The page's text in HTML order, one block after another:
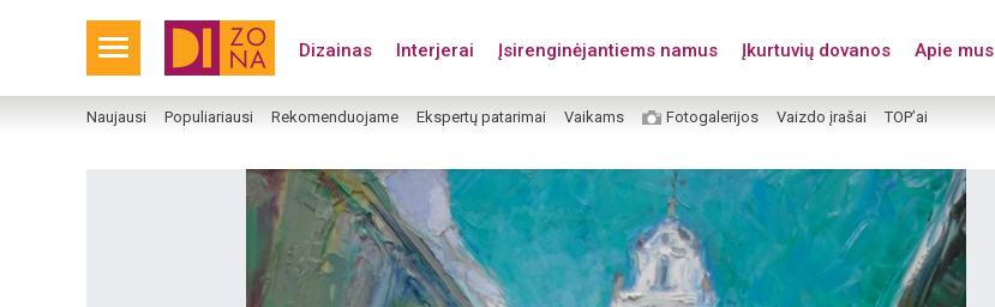
Dizainas Interjerai Įsirenginėjantiems namus Įkurtuvių dovanos Apie mus
Naujausi Populiariausi Rekomenduojame Ekspertų patarimai Vaikams Fotogalerijos Vaizdo įrašai TOP’ai